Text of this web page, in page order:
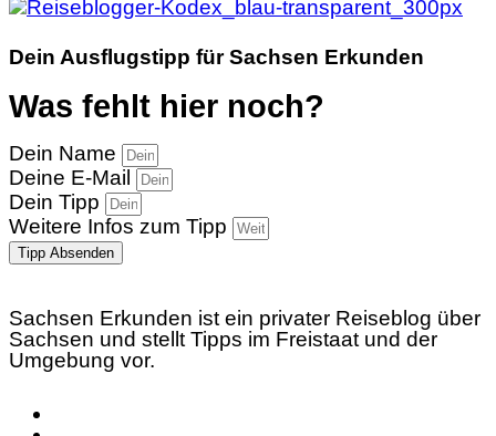
Dein Ausflugstipp für Sachsen Erkunden
Was fehlt hier noch?
Dein Name
Deine E-Mail
Dein Tipp
Weitere Infos zum Tipp
Tipp Absenden
Sachsen Erkunden ist ein privater Reiseblog über
Sachsen und stellt Tipps im Freistaat und der
Umgebung vor.